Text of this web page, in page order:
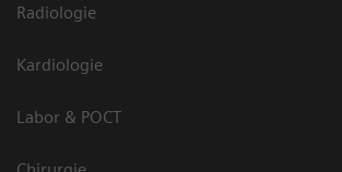
Radiologie
Kardiologie
Labor & POCT